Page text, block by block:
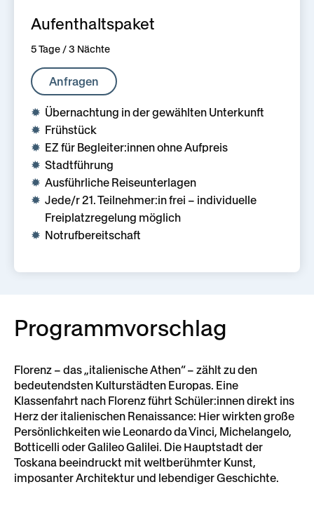
Aufenthaltspaket
5 Tage / 3 Nächte
Anfragen
Übernachtung in der gewählten Unterkunft
Frühstück
EZ für Begleiter:innen ohne Aufpreis
Stadtführung
Ausführliche Reiseunterlagen
Jede/r 21. Teilnehmer:in frei – individuelle
Freiplatzregelung möglich
Notrufbereitschaft
Programmvorschlag
Florenz – das „italienische Athen“ – zählt zu den
bedeutendsten Kulturstädten Europas. Eine
Klassenfahrt nach Florenz führt Schüler:innen direkt ins
Herz der italienischen Renaissance: Hier wirkten große
Persönlichkeiten wie Leonardo da Vinci, Michelangelo,
Botticelli oder Galileo Galilei. Die Hauptstadt der
Toskana beeindruckt mit weltberühmter Kunst,
imposanter Architektur und lebendiger Geschichte.